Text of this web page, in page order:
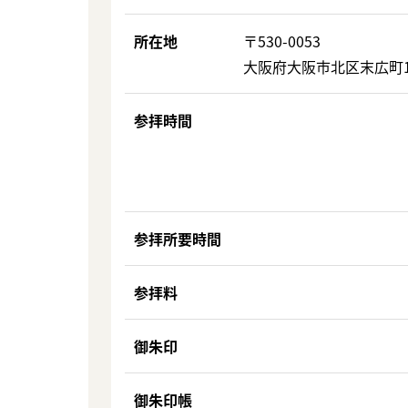
所在地
〒530-0053
大阪府大阪市北区末広
参拝時間
参拝所要時間
参拝料
御朱印
御朱印帳